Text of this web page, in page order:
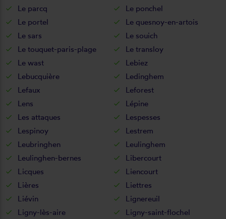
Le parcq
Le ponchel
Le portel
Le quesnoy-en-artois
Le sars
Le souich
Le touquet-paris-plage
Le transloy
Le wast
Lebiez
Lebucquière
Ledinghem
Lefaux
Leforest
Lens
Lépine
Les attaques
Lespesses
Lespinoy
Lestrem
Leubringhen
Leulinghem
Leulinghen-bernes
Libercourt
Licques
Liencourt
Lières
Liettres
Liévin
Lignereuil
Ligny-lès-aire
Ligny-saint-flochel